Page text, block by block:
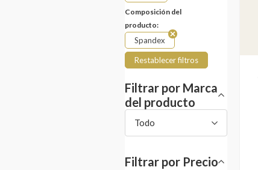
Composición del
producto:
Spandex
Restablecer filtros
Filtrar por Marca
del producto
Todo
Filtrar por Precio